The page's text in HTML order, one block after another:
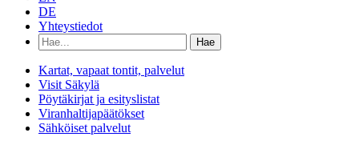
DE
Yhteystiedot
Hae
hakusanalla:
Kartat, vapaat tontit, palvelut
Visit Säkylä
Pöytäkirjat ja esityslistat
Viranhaltijapäätökset
Sähköiset palvelut